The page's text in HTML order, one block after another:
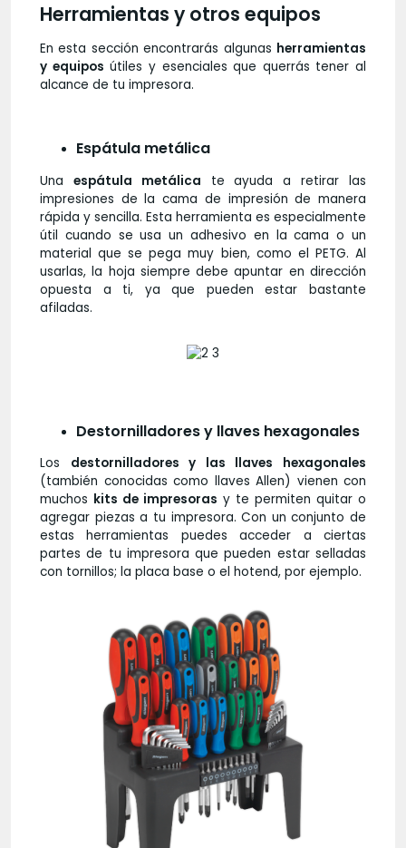
Herramientas y otros equipos
En esta sección encontrarás algunas herramientas
y equipos útiles y esenciales que querrás tener al
alcance de tu impresora.
Espátula metálica
Una espátula metálica te ayuda a retirar las
impresiones de la cama de impresión de manera
rápida y sencilla. Esta herramienta es especialmente
útil cuando se usa un adhesivo en la cama o un
material que se pega muy bien, como el PETG. Al
usarlas, la hoja siempre debe apuntar en dirección
opuesta a ti, ya que pueden estar bastante
afiladas.
Destornilladores y llaves hexagonales
Los destornilladores y las llaves hexagonales
(también conocidas como llaves Allen) vienen con
muchos kits de impresoras y te permiten quitar o
agregar piezas a tu impresora. Con un conjunto de
estas herramientas puedes acceder a ciertas
partes de tu impresora que pueden estar selladas
con tornillos; la placa base o el hotend, por ejemplo.